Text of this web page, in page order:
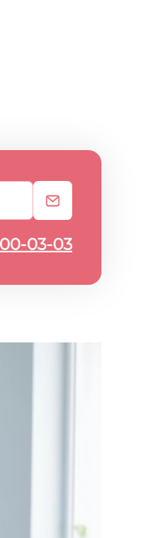
03-03